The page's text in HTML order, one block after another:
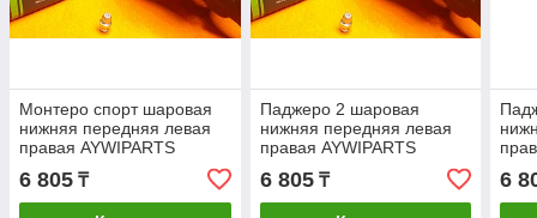
Монтеро спорт шаровая
нижняя передняя левая
правая AYWIPARTS
(КОРЕЯ) с товотницей для
шприцевания 1996-2007
6 805 ₸
Паджеро 2 шаровая
нижняя передняя левая
правая AYWIPARTS
(КОРЕЯ) с товотницей для
шприцевания 1990-1999
6 805₸ 6